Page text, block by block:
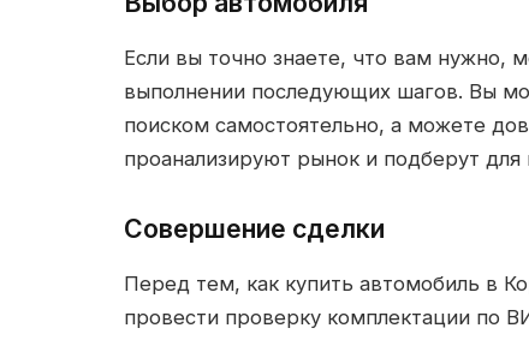
Если вы точно знаете, что вам нужно,
выполнении последующих шагов. Вы
поиском самостоятельно, а можете
проанализируют рынок и подберут для
Совершение сделки
Перед тем, как купить автомобиль в
провести проверку комплектации по